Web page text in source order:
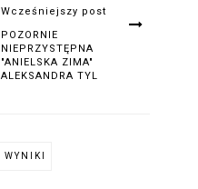
Wcześniejszy post
POZORNIE
NIEPRZYSTĘPNA
"ANIELSKA ZIMA"
ALEKSANDRA TYL
WYNIKI